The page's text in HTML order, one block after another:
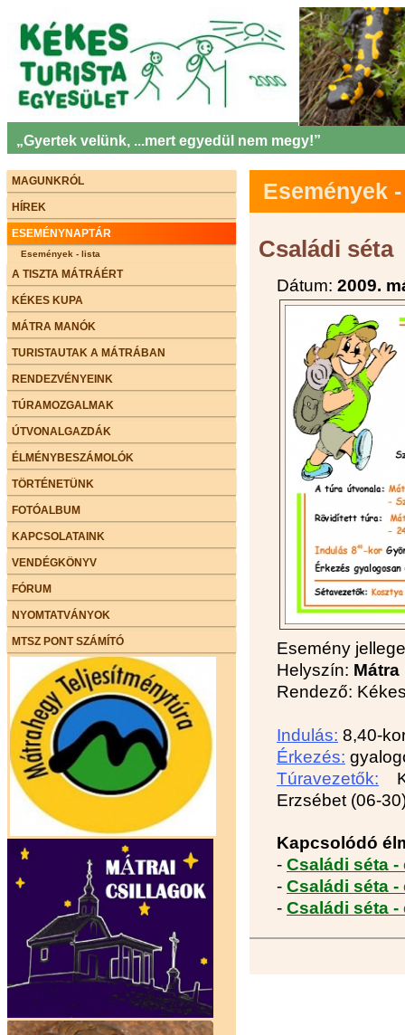
„Gyertek velünk, ...mert egyedül nem megy!”
MAGUNKRÓL
HÍREK
ESEMÉNYNAPTÁR
Események - lista
A TISZTA MÁTRÁÉRT
KÉKES KUPA
MÁTRA MANÓK
TURISTAUTAK A MÁTRÁBAN
RENDEZVÉNYEINK
TÚRAMOZGALMAK
ÚTVONALGAZDÁK
ÉLMÉNYBESZÁMOLÓK
TÖRTÉNETÜNK
FOTÓALBUM
KAPCSOLATAINK
VENDÉGKÖNYV
FÓRUM
NYOMTATVÁNYOK
MTSZ PONT SZÁMÍTÓ
Események
Családi séta
Dátum: 2009.
Esemény
Helyszín: Mátra
Rendező:
Indulás: 8,40-
Érkezés:
Túravezetők:
Erzsébet (06-
Kapcsolódó
- Családi séta
- Családi séta
- Családi séta